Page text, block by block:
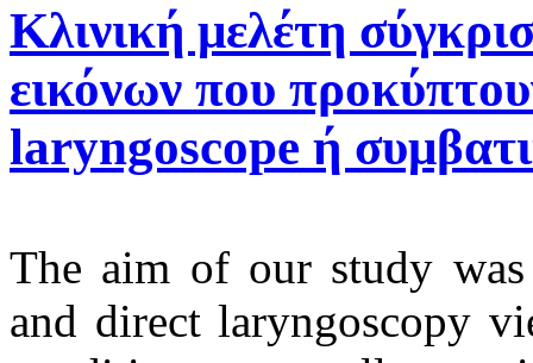
Κλινική μελέτη
εικόνων που
laryngoscope ή
The aim of our study
and direct laryngoscopy